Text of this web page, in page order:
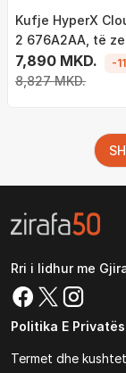
Kufje HyperX
2 676A2AA, të
7,890 MKD.
8,827 MKD.
-
Rri i lidhur me
Politika E
Termet dhe kushtet